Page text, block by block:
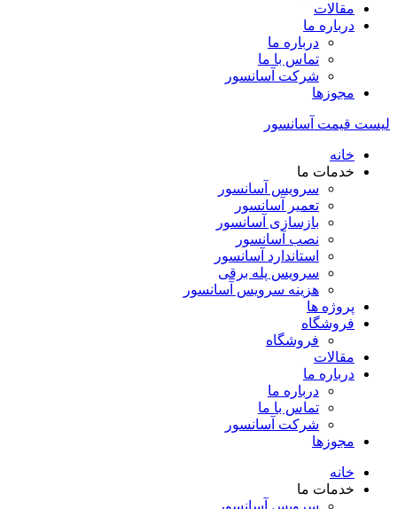
مقالات
درباره ما
درباره ما
تماس با ما
شرکت آسانسور
مجوزها
لیست قیمت آسانسور
خانه
خدمات ما
سرویس آسانسور
تعمیر آسانسور
بازسازی آسانسور
نصب آسانسور
استاندارد آسانسور
سرویس پله برقی
هزینه سرویس آسانسور
پروژه ها
فروشگاه
فروشگاه
مقالات
درباره ما
درباره ما
تماس با ما
شرکت آسانسور
مجوزها
خانه
خدمات ما
سرویس آسانسور